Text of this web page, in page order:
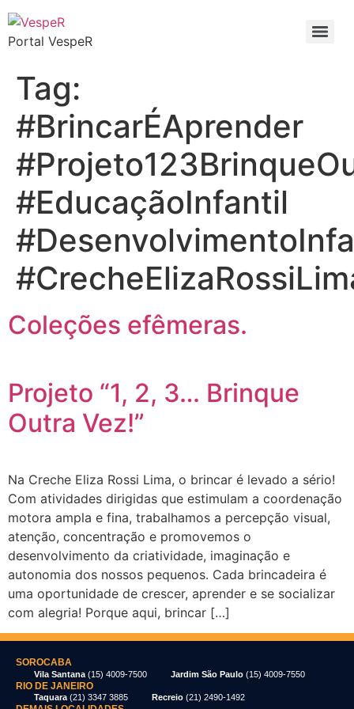
Portal VespeR
Tag:
#BrincarÉAprender
#EducaçãoInfantil
Coleções efêmeras.
Projeto “1, 2, 3… Brinque
Outra Vez!”
Na Creche Eliza Rossi Lima, o brincar é levado a sério!
Com atividades dirigidas que estimulam a coordenação
motora ampla e fina, trabalhamos a percepção visual,
atenção, concentração e promovemos o
desenvolvimento da criatividade, imaginação e
autonomia dos nossos pequenos. Cada brincadeira é
uma oportunidade de crescer, aprender e se socializar
com alegria! Porque aqui, brincar […]
SOROCABA
Vila Santana (15) 4009-7500 Jardim São Paulo (15) 4009-7550
RIO DE JANEIRO
Taquara (21) 3347 3885 Recreio (21) 2490-1492